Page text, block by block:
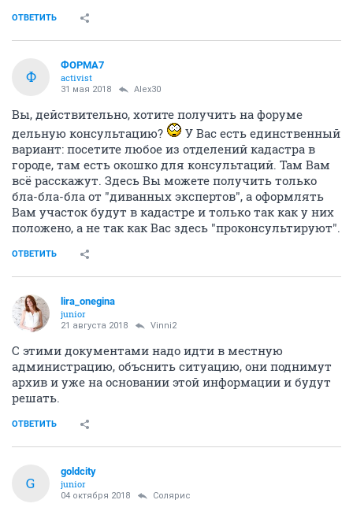
ОТВЕТИТЬ
Ф
ФОРМА7
activist
31 мая 2018 Alex30
Вы, действительно, хотите получить на форуме
дельную консультацию?
У Вас есть единственный
вариант: посетите любое из отделений кадастра в
городе, там есть окошко для консультаций. Там Вам
всё расскажут. Здесь Вы можете получить только
бла-бла-бла от "диванных экспертов", а оформлять
Вам участок будут в кадастре и только так как у них
положено, а не так как Вас здесь "проконсультируют".
ОТВЕТИТЬ
lira_onegina
junior
21 августа 2018 Vinni2
С этими документами надо идти в местную
администрацию, объснить ситуацию, они поднимут
архив и уже на основании этой информации и будут
решать.
ОТВЕТИТЬ
G
goldcity
junior
04 октября 2018 Солярис